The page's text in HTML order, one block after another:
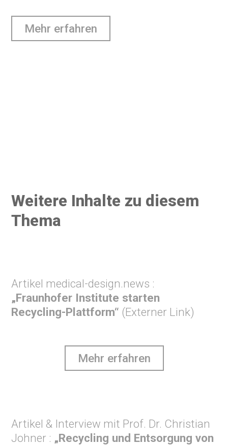
Mehr erfahren
Weitere Inhalte zu diesem
Thema
Artikel medical-design.news :
„Fraunhofer Institute starten
Recycling-Plattform“ (Externer Link)
Mehr erfahren
Artikel & Interview mit Prof. Dr. Christian
Johner : „Recycling und Entsorgung von